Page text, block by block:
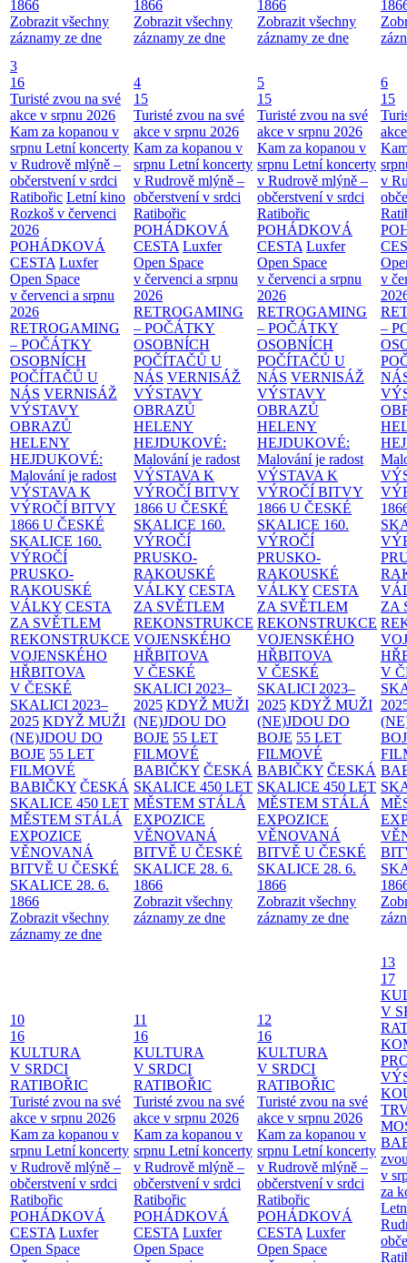
1866
Zobrazit všechny
záznamy ze dne
1866
Zobrazit všechny
záznamy ze dne
1866
Zobrazit všechny
záznamy ze dne
3
16
Turisté zvou na své
akce v srpnu 2026
Kam za kopanou v
srpnu Letní koncerty
v Rudrově mlýně –
občerstvení v srdci
Ratibořic Letní kino
Rozkoš v červenci
2026
POHÁDKOVÁ
CESTA Luxfer
Open Space
v červenci a srpnu
2026
RETROGAMING
– POČÁTKY
OSOBNÍCH
POČÍTAČŮ U
NÁS VERNISÁŽ
VÝSTAVY
OBRAZŮ
HELENY
HEJDUKOVÉ:
Malování je radost
VÝSTAVA K
VÝROČÍ BITVY
1866 U ČESKÉ
SKALICE 160.
VÝROČÍ
PRUSKO-
RAKOUSKÉ
VÁLKY CESTA
ZA SVĚTLEM
REKONSTRUKCE
VOJENSKÉHO
HŘBITOVA
V ČESKÉ
SKALICI 2023–
2025 KDYŽ MUŽI
(NE)JDOU DO
BOJE 55 LET
FILMOVÉ
BABIČKY ČESKÁ
SKALICE 450 LET
MĚSTEM STÁLÁ
EXPOZICE
VĚNOVANÁ
BITVĚ U ČESKÉ
SKALICE 28. 6.
1866
Zobrazit všechny
záznamy ze dne
4
15
Turisté zvou na své
akce v srpnu 2026
Kam za kopanou v
srpnu Letní koncerty
v Rudrově mlýně –
občerstvení v srdci
Ratibořic
POHÁDKOVÁ
CESTA Luxfer
Open Space
v červenci a srpnu
2026
RETROGAMING
– POČÁTKY
OSOBNÍCH
POČÍTAČŮ U
NÁS VERNISÁŽ
VÝSTAVY
OBRAZŮ
HELENY
HEJDUKOVÉ:
Malování je radost
VÝSTAVA K
VÝROČÍ BITVY
1866 U ČESKÉ
SKALICE 160.
VÝROČÍ
PRUSKO-
RAKOUSKÉ
VÁLKY CESTA
ZA SVĚTLEM
REKONSTRUKCE
VOJENSKÉHO
HŘBITOVA
V ČESKÉ
SKALICI 2023–
2025 KDYŽ MUŽI
(NE)JDOU DO
BOJE 55 LET
FILMOVÉ
BABIČKY ČESKÁ
SKALICE 450 LET
MĚSTEM STÁLÁ
EXPOZICE
VĚNOVANÁ
BITVĚ U ČESKÉ
SKALICE 28. 6.
1866
Zobrazit všechny
záznamy ze dne
5
15
Turisté zvou na své
akce v srpnu 2026
Kam za kopanou v
srpnu Letní koncerty
v Rudrově mlýně –
občerstvení v srdci
Ratibořic
POHÁDKOVÁ
CESTA Luxfer
Open Space
v červenci a srpnu
2026
RETROGAMING
– POČÁTKY
OSOBNÍCH
POČÍTAČŮ U
NÁS VERNISÁŽ
VÝSTAVY
OBRAZŮ
HELENY
HEJDUKOVÉ:
Malování je radost
VÝSTAVA K
VÝROČÍ BITVY
1866 U ČESKÉ
SKALICE 160.
VÝROČÍ
PRUSKO-
RAKOUSKÉ
VÁLKY CESTA
ZA SVĚTLEM
REKONSTRUKCE
VOJENSKÉHO
HŘBITOVA
V ČESKÉ
SKALICI 2023–
2025 KDYŽ MUŽI
(NE)JDOU DO
BOJE 55 LET
FILMOVÉ
BABIČKY ČESKÁ
SKALICE 450 LET
MĚSTEM STÁLÁ
EXPOZICE
VĚNOVANÁ
BITVĚ U ČESKÉ
SKALICE 28. 6.
1866
Zobrazit všechny
záznamy ze dne
6
15
v
v
–
ZA
V
10
16
KULTURA
V SRDCI
RATIBOŘIC
Turisté zvou na své
akce v srpnu 2026
Kam za kopanou v
srpnu Letní koncerty
v Rudrově mlýně –
občerstvení v srdci
Ratibořic
POHÁDKOVÁ
CESTA Luxfer
Open Space
11
16
KULTURA
V SRDCI
RATIBOŘIC
Turisté zvou na své
akce v srpnu 2026
Kam za kopanou v
srpnu Letní koncerty
v Rudrově mlýně –
občerstvení v srdci
Ratibořic
POHÁDKOVÁ
CESTA Luxfer
Open Space
12
16
KULTURA
V SRDCI
RATIBOŘIC
Turisté zvou na své
akce v srpnu 2026
Kam za kopanou v
srpnu Letní koncerty
v Rudrově mlýně –
občerstvení v srdci
Ratibořic
POHÁDKOVÁ
CESTA Luxfer
Open Space
13
17
V
v
za